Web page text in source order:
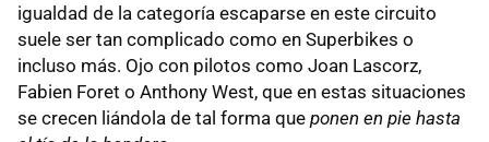
igualdad de la categoría escaparse en este circuito
suele ser tan complicado como en Superbikes o
incluso más. Ojo con pilotos como Joan Lascorz,
Fabien Foret o Anthony West, que en estas situaciones
se crecen liándola de tal forma que ponen en pie hasta